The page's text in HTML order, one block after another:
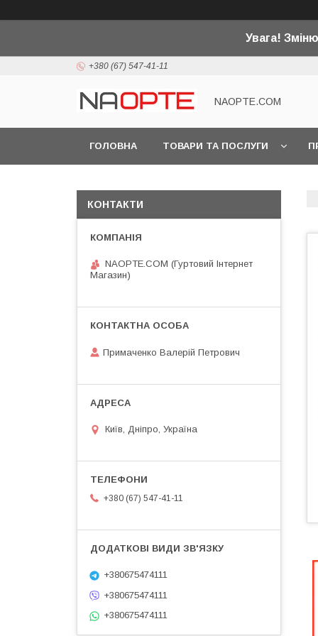
Увага!
+380 (67) 547-41-11
NAOPTE.COM
ГОЛОВНА ТОВАРИ ТА ПОСЛУГИ
КОНТАКТИ
NAOPTE.COM (Гуртовий Інтернет
Магазин)
Примаченко Валерій Петрович
Київ, Дніпро, Україна
+380 (67) 547-41-11
+380675474111
+380675474111
+380675474111